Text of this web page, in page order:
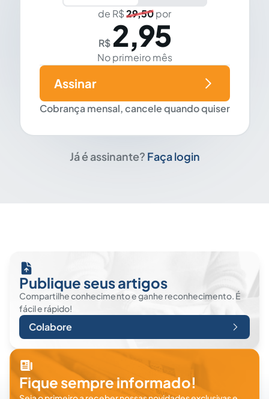
de R$29,50por
R$ 2,95
No primeiro mês
Cobrança mensal, cancele quando quiser
Assinar
Já é assinante? Faça login
Publique seus artigos
Compartilhe conhecimento e ganhe reconhecimento. É
fácil e rápido!
Colabore
Fique sempre informado!